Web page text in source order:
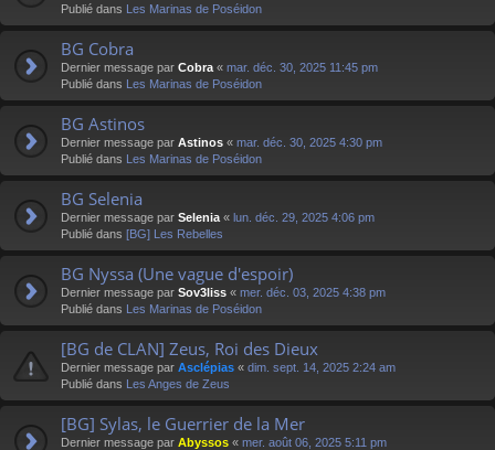
Publié dans Les Marinas de Poséidon
BG Cobra
Dernier message par Cobra « mar. déc. 30, 2025 11:45 pm
Publié dans Les Marinas de Poséidon
BG Astinos
Dernier message par Astinos « mar. déc. 30, 2025 4:30 pm
Publié dans Les Marinas de Poséidon
BG Selenia
Dernier message par Selenia « lun. déc. 29, 2025 4:06 pm
Publié dans [BG] Les Rebelles
BG Nyssa (Une vague d'espoir)
Dernier message par Sov3liss « mer. déc. 03, 2025 4:38 pm
Publié dans Les Marinas de Poséidon
[BG de CLAN] Zeus, Roi des Dieux
Dernier message par Asclépias « dim. sept. 14, 2025 2:24 am
Publié dans Les Anges de Zeus
[BG] Sylas, le Guerrier de la Mer
Dernier message par Abyssos « mer. août 06, 2025 5:11 pm